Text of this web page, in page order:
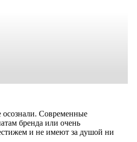
осознали. Современные
бренда или очень
и не имеют за душой ни